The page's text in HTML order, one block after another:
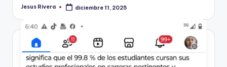
Publicado
Jesus Rivera diciembre 11, 2025